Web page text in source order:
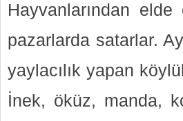
Hayvanlarından
pazarlarda satarlar.
yaylacılık yapan
İnek, öküz, manda,